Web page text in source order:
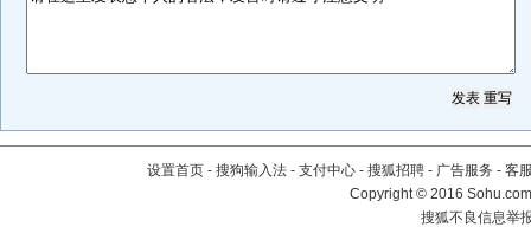
设置首页 - 搜狗输入法 - 支付中心 - 搜狐招聘 - 广告服务 - 客
Copyright©2016
搜狐不良信息举